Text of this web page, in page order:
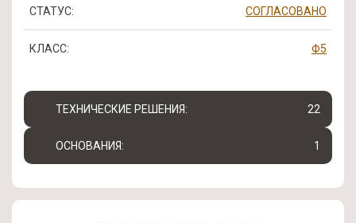
СТАТУС: СОГЛАСОВАНО
КЛАСС: Ф5
ТЕХНИЧЕСКИЕ РЕШЕНИЯ: 22
ОСНОВАНИЯ: 1